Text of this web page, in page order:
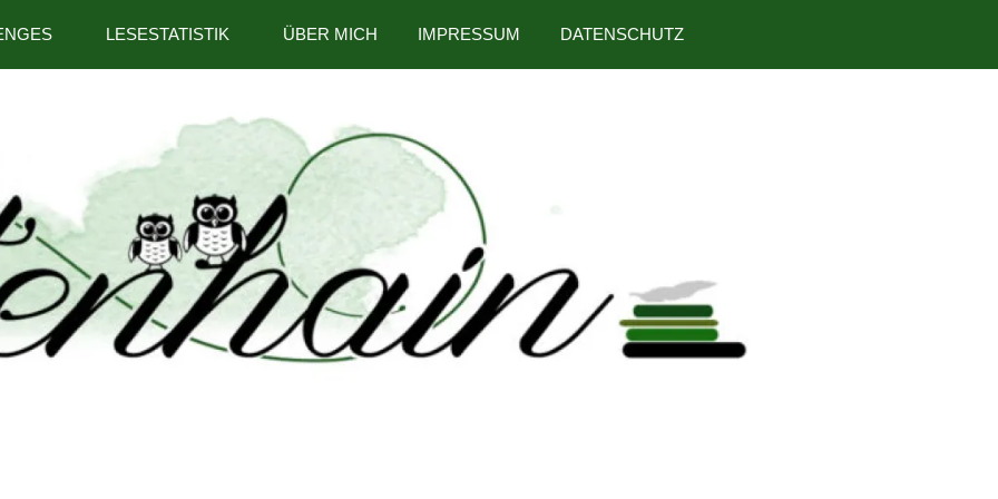
LESESTATISTIK ÜBER MICH IMPRESSUM DATENSCHUTZ